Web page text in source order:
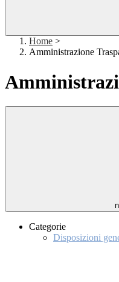
Home >
Amministrazione
Categorie
Disposizioni